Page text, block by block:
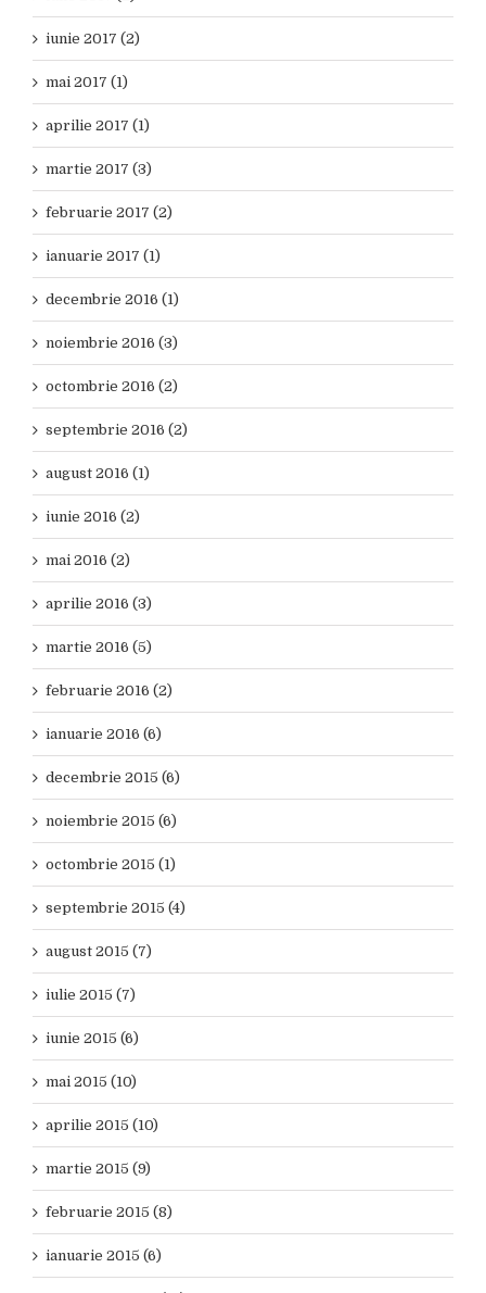
iunie 2017 (2)
mai 2017 (1)
aprilie 2017 (1)
martie 2017 (3)
februarie 2017 (2)
ianuarie 2017 (1)
decembrie 2016 (1)
noiembrie 2016 (3)
octombrie 2016 (2)
septembrie 2016 (2)
august 2016 (1)
iunie 2016 (2)
mai 2016 (2)
aprilie 2016 (3)
martie 2016 (5)
februarie 2016 (2)
ianuarie 2016 (6)
decembrie 2015 (6)
noiembrie 2015 (6)
octombrie 2015 (1)
septembrie 2015 (4)
august 2015 (7)
iulie 2015 (7)
iunie 2015 (6)
mai 2015 (10)
aprilie 2015 (10)
martie 2015 (9)
februarie 2015 (8)
ianuarie 2015 (6)